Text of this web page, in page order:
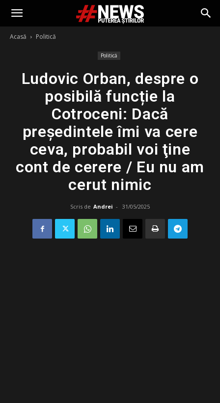
Acasă Politică
Politică
Ludovic Orban, despre o
posibilă funcție la
Cotroceni: Dacă
preşedintele îmi va cere
ceva, probabil voi ţine
cont de cerere / Eu nu am
cerut nimic
Scris de Andrei - 31/05/2025